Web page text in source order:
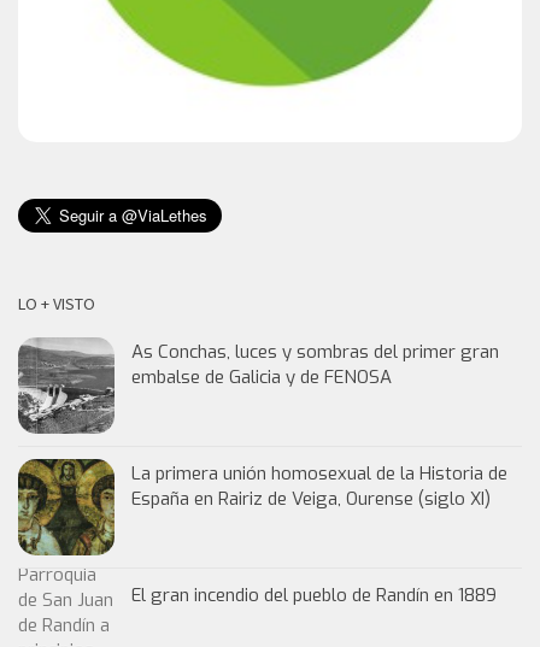
LO + VISTO
As Conchas, luces y sombras del primer gran
embalse de Galicia y de FENOSA
La primera unión homosexual de la Historia de
España en Rairiz de Veiga, Ourense (siglo XI)
El gran incendio del pueblo de Randín en 1889